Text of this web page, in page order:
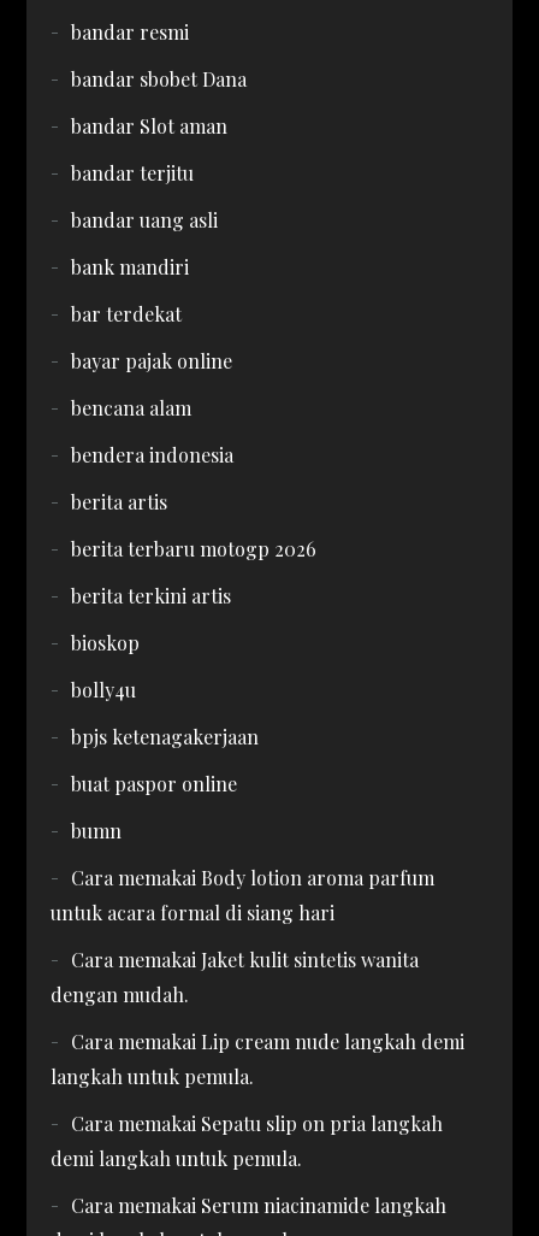
bandar resmi
bandar sbobet Dana
bandar Slot aman
bandar terjitu
bandar uang asli
bank mandiri
bar terdekat
bayar pajak online
bencana alam
bendera indonesia
berita artis
berita terbaru motogp 2026
berita terkini artis
bioskop
bolly4u
bpjs ketenagakerjaan
buat paspor online
bumn
Cara memakai Body lotion aroma parfum
untuk acara formal di siang hari
Cara memakai Jaket kulit sintetis wanita
dengan mudah.
Cara memakai Lip cream nude langkah demi
langkah untuk pemula.
Cara memakai Sepatu slip on pria langkah
demi langkah untuk pemula.
Cara memakai Serum niacinamide langkah